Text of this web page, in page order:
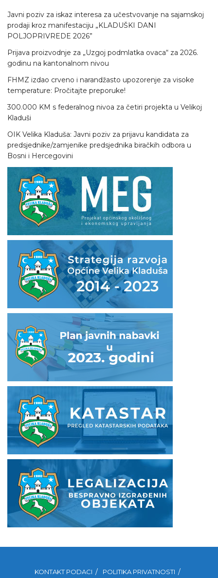
Javni poziv za iskaz interesa za učestvovanje na sajamskoj
prodaji kroz manifestaciju „KLADUŠKI DANI
POLJOPRIVREDE 2026”
Prijava proizvodnje za „Uzgoj podmlatka ovaca“ za 2026.
godinu na kantonalnom nivou
FHMZ izdao crveno i narandžasto upozorenje za visoke
temperature: Pročitajte preporuke!
300.000 KM s federalnog nivoa za četiri projekta u Velikoj
Kladuši
OIK Velika Kladuša: Javni poziv za prijavu kandidata za
predsjednike/zamjenike predsjednika biračkih odbora u
Bosni i Hercegovini
KONTAKT PODACI POLITIKA PRIVATNOSTI